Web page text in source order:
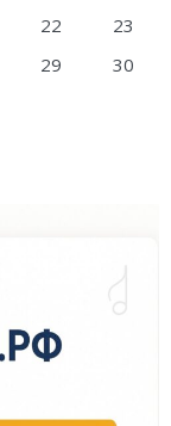
22
23
29
30